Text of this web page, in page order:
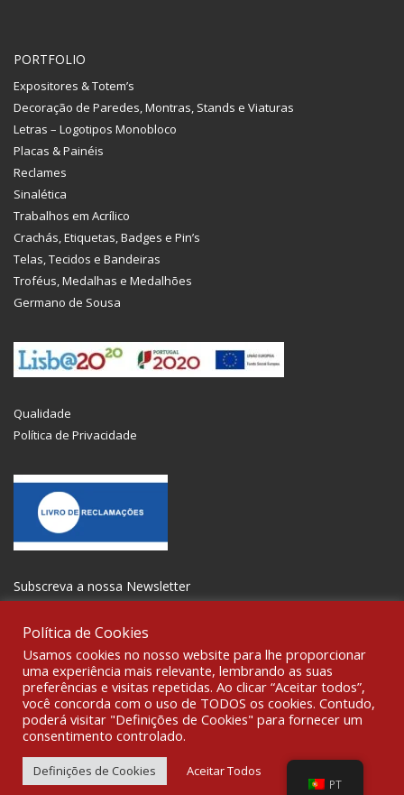
PORTFOLIO
Expositores & Totem’s
Decoração de Paredes, Montras, Stands e Viaturas
Letras – Logotipos Monobloco
Placas & Painéis
Reclames
Sinalética
Trabalhos em Acrílico
Crachás, Etiquetas, Badges e Pin’s
Telas, Tecidos e Bandeiras
Troféus, Medalhas e Medalhões
Germano de Sousa
Qualidade
Política de Privacidade
Subscreva a nossa Newsletter
SOCIALIZE
Sinalética Lda. WebDesign:
Fibra Design.
Política de Cookies
Usamos cookies no nosso website para lhe proporcionar
uma experiência mais relevante, lembrando as suas
preferências e visitas repetidas. Ao clicar “Aceitar todos”,
você concorda com o uso de TODOS os cookies. Contudo,
poderá visitar "Definições de Cookies" para fornecer um
consentimento controlado.
Definições de Cookies Aceitar Todos
PT